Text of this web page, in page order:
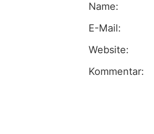
Name:
E-Mail:
Website:
Kommentar: